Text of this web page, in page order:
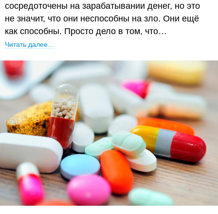
сосредоточены на зарабатывании денег, но это
не значит, что они неспособны на зло. Они ещё
как способны. Просто дело в том, что…
Читать далее…